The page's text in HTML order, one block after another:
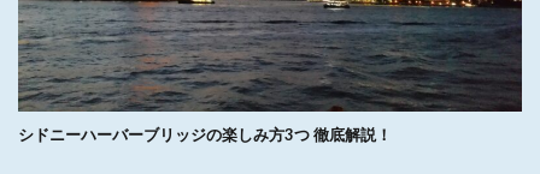
シドニーハーバーブリッジの楽しみ方3つ 徹底解説！